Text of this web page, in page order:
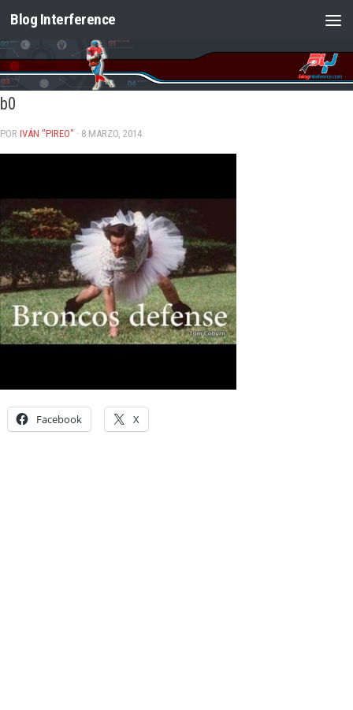
Saltar al contenido
Blog Interference
b0
POR IVÁN "PIREO" · 8 MARZO, 2014
Facebook X